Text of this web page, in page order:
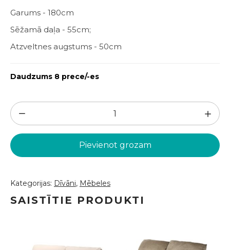
Garums - 180cm
Sēžamā daļa - 55cm;
Atzveltnes augstums - 50cm
Daudzums 8 prece/-es
Pelēks
dīvāns
(DV49)
daudzums
Pievienot grozam
Kategorijas: Dīvāni, Mēbeles
SAISTĪTIE PRODUKTI